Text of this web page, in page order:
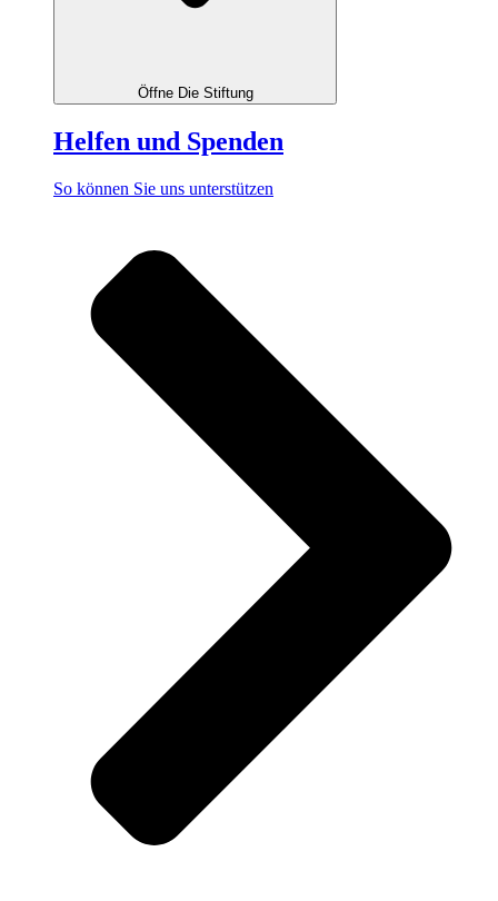
Öffne Die Stiftung
Helfen und Spenden
So können Sie uns unterstützen